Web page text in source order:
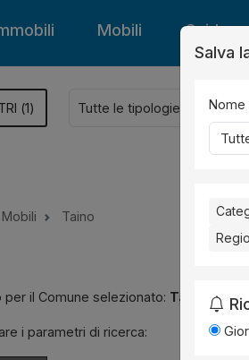
Mobili Guide
(1)
Mobili Taino
per il Comune selezionato: Taino .
i parametri di ricerca:
Salva
Nome